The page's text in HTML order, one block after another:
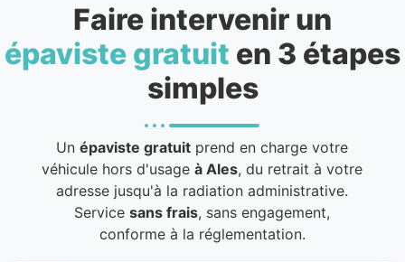
Faire intervenir un
épaviste gratuit en 3 étapes
simples
Unépaviste gratuit prend en charge votre
véhicule hors d'usageà Ales, du retrait à votre
adresse jusqu'à la radiation administrative.
Servicesans frais, sans engagement,
conforme à la réglementation.